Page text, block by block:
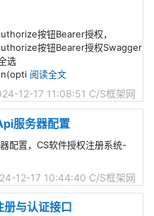
按钮Bearer授权，
按钮Bearer授权Swagger
选
阅读全文
12-17 11:08:51 C/S框架网
服务器配置
配置，CS软件授权注册系统-
12-17 10:44:40 C/S框架网
与认证接口